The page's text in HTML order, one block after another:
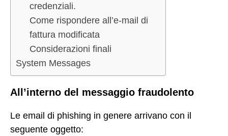
credenziali.
Come rispondere all’e-mail di
fattura modificata
Considerazioni finali
System Messages
All’interno del messaggio fraudolento
Le email di phishing in genere arrivano con il
seguente oggetto: